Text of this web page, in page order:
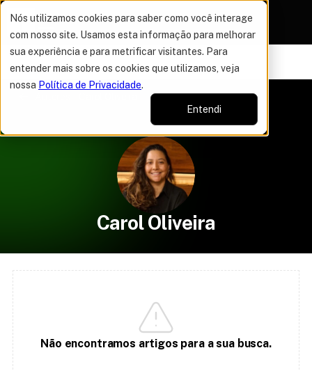
Nós utilizamos cookies para saber como você interage
com nosso site. Usamos esta informação para melhorar
sua experiência e para metrificar visitantes. Para
entender mais sobre os cookies que utilizamos, veja
nossa Política de Privacidade.
Entendi
ANO VAGAS POR TEMPO LIMITADO
17% 50% OFF EM
Carol Oliveira
Não encontramos artigos para a sua busca.